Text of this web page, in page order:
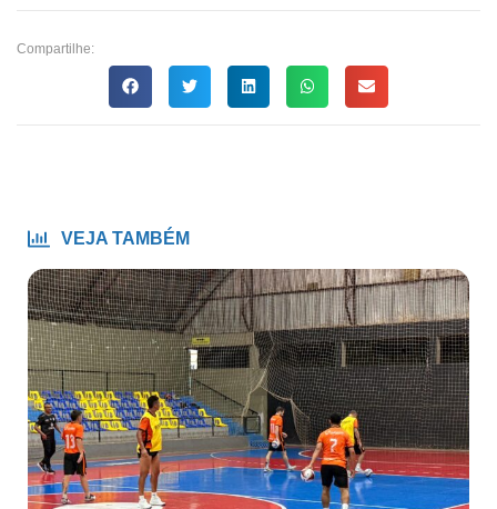
Compartilhe:
VEJA TAMBÉM